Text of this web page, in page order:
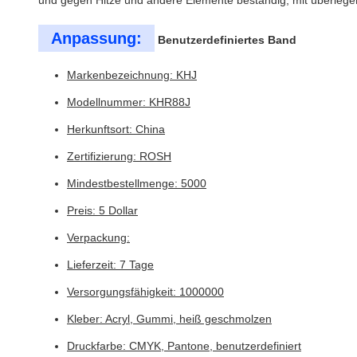
Anpassung: Benutzerdefiniertes Band
Markenbezeichnung: KHJ
Modellnummer: KHR88J
Herkunftsort: China
Zertifizierung: ROSH
Mindestbestellmenge: 5000
Preis: 5 Dollar
Verpackung:
Lieferzeit: 7 Tage
Versorgungsfähigkeit: 1000000
Kleber: Acryl, Gummi, heiß geschmolzen
Druckfarbe: CMYK, Pantone, benutzerdefiniert